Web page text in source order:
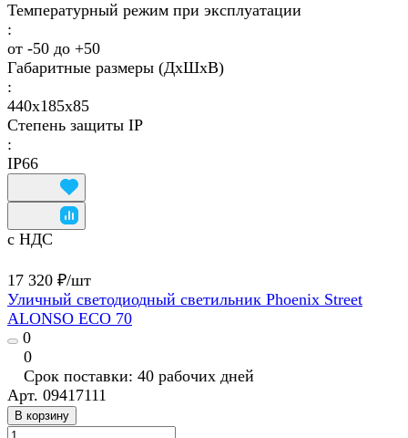
Температурный режим при эксплуатации
:
от -50 до +50
Габаритные размеры (ДхШхВ)
:
440х185х85
Степень защиты IP
:
IP66
с НДС
17 320 ₽/шт
Уличный светодиодный светильник Phoenix Street
ALONSO ECO 70
0
0
Срок поставки: 40 рабочих дней
Арт. 09417111
В корзину